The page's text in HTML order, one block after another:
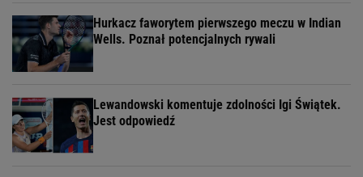
Hurkacz faworytem pierwszego meczu w Indian
Wells. Poznał potencjalnych rywali
Lewandowski komentuje zdolności Igi Świątek.
Jest odpowiedź